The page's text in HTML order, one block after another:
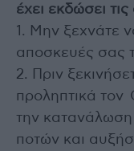
έχει εκδώσει
1. Μην ξεχνάτε
αποσκευές σας
2. Πριν
προληπτικά τον
την
ποτών και